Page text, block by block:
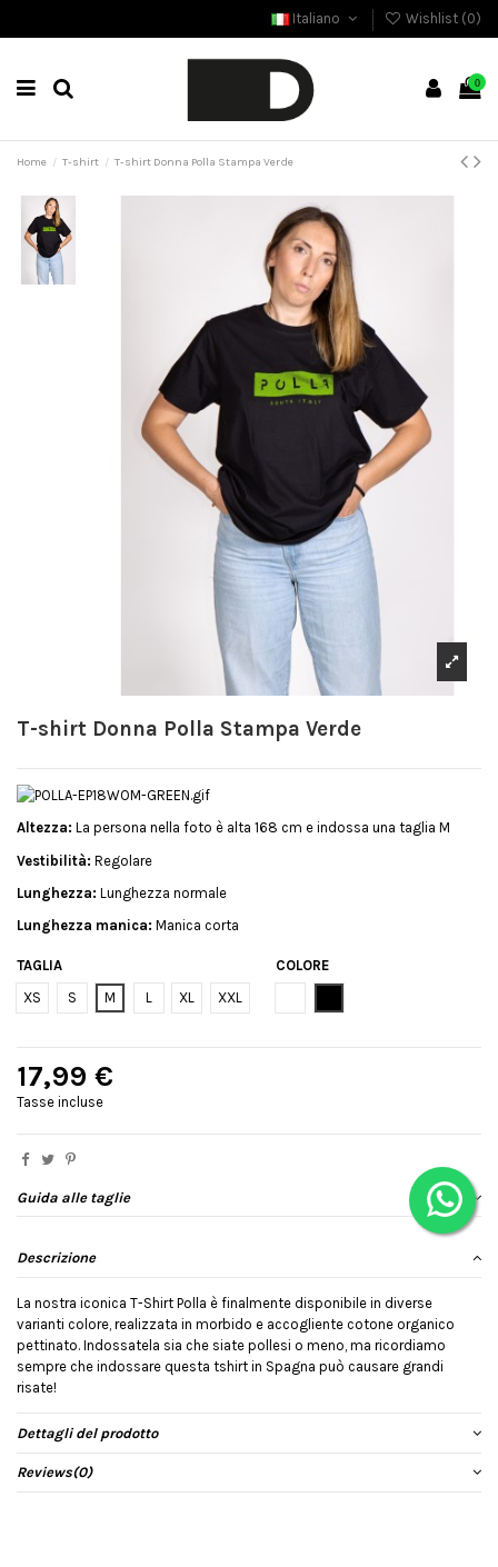
Italiano Wishlist (0)
0
Home T-shirt T-shirt Donna Polla Stampa Verde
T-shirt Donna Polla Stampa Verde
Altezza: La persona nella foto è alta 168 cm e indossa una taglia M
Vestibilità: Regolare
Lunghezza: Lunghezza normale
Lunghezza manica: Manica corta
TAGLIA
XS
S M L XL XXL
COLORE
17,99 €
Tasse incluse
Guida alle taglie
Descrizione
La nostra iconica T-Shirt Polla è finalmente disponibile in diverse
varianti colore, realizzata in morbido e accogliente cotone organico
pettinato. Indossatela sia che siate pollesi o meno, ma ricordiamo
sempre che indossare questa tshirt in Spagna può causare grandi
risate!
Dettagli del prodotto
Reviews(0)